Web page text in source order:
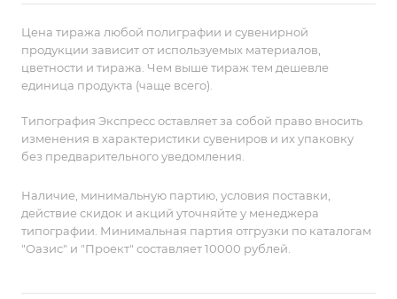
Для использования в помещении.
Поставляется в картонной коробке.
На боковых сторонах коробки — подробная
инструкция на русском языке.
Цена тиража любой полиграфии и сувенирной
продукции зависит от используемых материалов,
цветности и тиража. Чем выше тираж тем дешевле
единица продукта (чаще всего).
Типография Экспресс оставляет за собой право вносить
изменения в характеристики сувениров и их упаковку
без предварительного уведомления.
Наличие, минимальную партию, условия поставки,
действие скидок и акций уточняйте у менеджера
типографии. Минимальная партия отгрузки по каталогам
"Оазис" и "Проект" составляет 10000 рублей.